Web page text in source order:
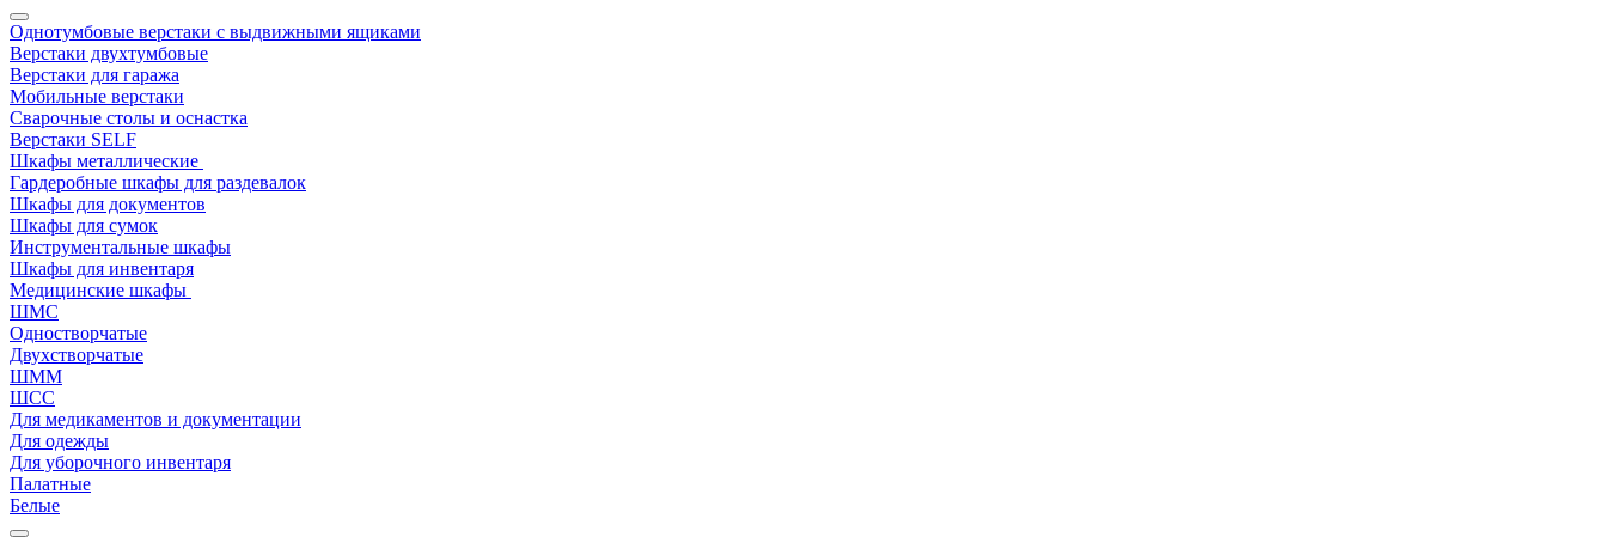
Однотумбовые верстаки с выдвижными ящиками
Верстаки двухтумбовые
Верстаки для гаража
Мобильные верстаки
Сварочные столы и оснастка
Верстаки SELF
Шкафы металлические
Гардеробные шкафы для раздевалок
Шкафы для документов
Шкафы для сумок
Инструментальные шкафы
Шкафы для инвентаря
Медицинские шкафы
ШМС
Одностворчатые
Двухстворчатые
ШММ
ШСС
Для медикаментов и документации
Для одежды
Для уборочного инвентаря
Палатные
Белые